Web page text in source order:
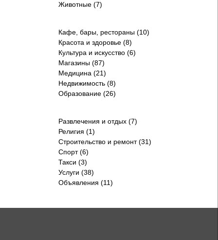
Животные (7)
Кафе, бары, рестораны (10)
Красота и здоровье (8)
Культура и искусство (6)
Магазины (87)
Медицина (21)
Недвижимость (8)
Образование (26)
Развлечения и отдых (7)
Религия (1)
Строительство и ремонт (31)
Спорт (6)
Такси (3)
Услуги (38)
Объявления (11)